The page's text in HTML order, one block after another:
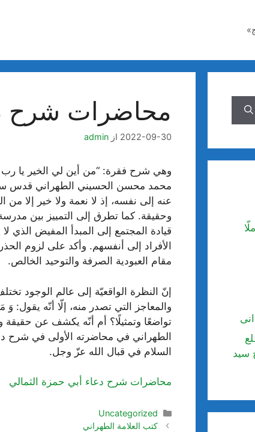
محاضرات شرح
2022-09-30 از admin
وهي شرح فقرة: “من أين لي الخير يا رب
محمد محسن الحسيني الطهراني قدس سره
عنه إلى نفسه، إذ لا نعمة ولا خير إلا
وحقيقة. كما تطرق إلى التمييز بين مدرسة
قيادة المجتمع إلى المبدأ المفيض الذي
الأفراد إلى أنفسهم. وأكد على لزوم
مقام العبودية الصرفة والتوحيد الخالص.
إنّ النظرة الواقعيّة إلى عالم الوجود
والمعاجز التي تصدر منه، إلّا أنّه يقول:
تواضعًا وتمثيلًا؟ أم أنّه يكشف عن
الطهراني في محاضرته الأولى في شرح
السلام في قبال الله عزّ وجل.
محاضرات شرح دعاء أبي حمزة الثمالي
دسته‌ها
Uncategorized
ناوبریكتب العلامة الطهراني
سید